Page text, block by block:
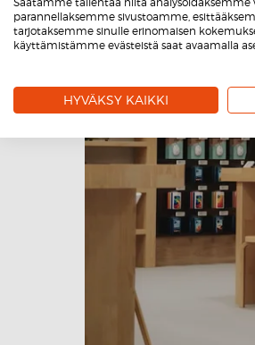
parannellaksemme sivustoamme,
tarjotaksemme sinulle erinomaisen
käyttämistämme evästeistä saat avaamalla
HYVÄKSY KAIKKI